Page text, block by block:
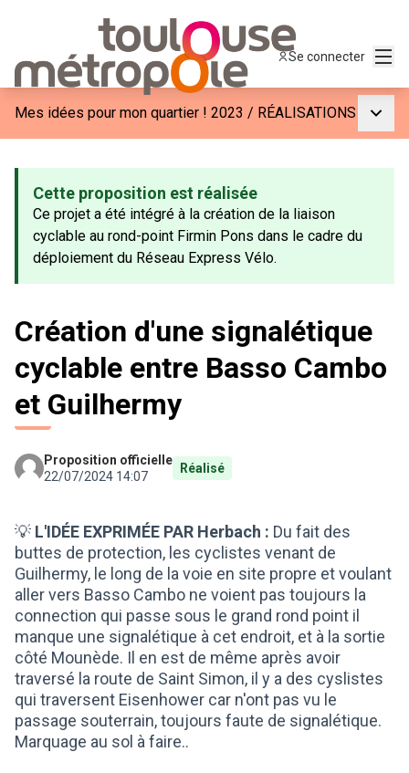
Se connecter
Mes idées pour mon quartier ! 2023 / RÉALISATIONS
Cette proposition est réalisée
Ce projet a été intégré à la création de la liaison
cyclable au rond-point Firmin Pons dans le cadre du
déploiement du Réseau Express Vélo.
Création d'une signalétique
cyclable entre Basso Cambo
et Guilhermy
Proposition officielle
22/07/2024 14:07
Réalisé
💡 L'IDÉE EXPRIMÉE PAR Herbach : Du fait des
buttes de protection, les cyclistes venant de
Guilhermy, le long de la voie en site propre et voulant
aller vers Basso Cambo ne voient pas toujours la
connection qui passe sous le grand rond point il
manque une signalétique à cet endroit, et à la sortie
côté Mounède. Il en est de même après avoir
traversé la route de Saint Simon, il y a des cyslistes
qui traversent Eisenhower car n'ont pas vu le
passage souterrain, toujours faute de signalétique.
Marquage au sol à faire..